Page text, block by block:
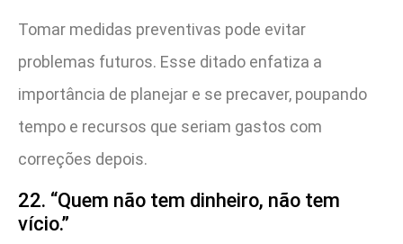
Tomar medidas preventivas pode evitar
problemas futuros. Esse ditado enfatiza a
importância de planejar e se precaver, poupando
tempo e recursos que seriam gastos com
correções depois.
22. “Quem não tem dinheiro, não tem
vício.”